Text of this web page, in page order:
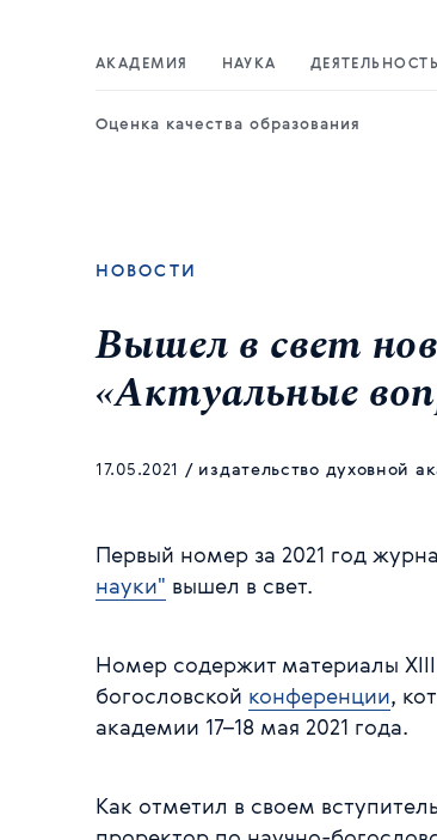
АКАДЕМИЯ НАУКА ДЕЯТЕЛЬНОСТЬ
Оценка качества образования
НОВОСТИ
Вышел в свет
«Актуальные
17.05.2021 / издательство духовной
Первый номер за 2021 год
науки" вышел в свет.
Номер содержит материалы
богословской конференции,
академии 17–18 мая 2021 года.
Как отметил в своем